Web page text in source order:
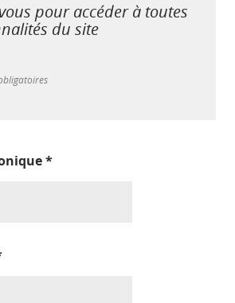
pour accéder à toutes
du site
*